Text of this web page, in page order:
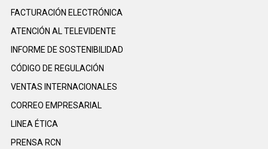
FACTURACIÓN ELECTRÓNICA
ATENCIÓN AL TELEVIDENTE
INFORME DE SOSTENIBILIDAD
CÓDIGO DE REGULACIÓN
VENTAS INTERNACIONALES
CORREO EMPRESARIAL
LINEA ÉTICA
PRENSA RCN